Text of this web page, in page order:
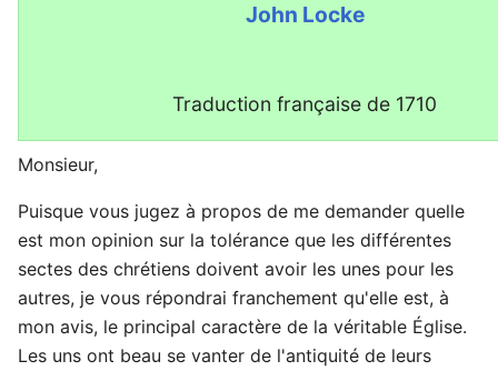
John Locke
Traduction française de 1710
Monsieur,
Puisque vous jugez à propos de me demander quelle
est mon opinion sur la tolérance que les différentes
sectes des chrétiens doivent avoir les unes pour les
autres, je vous répondrai franchement qu'elle est, à
mon avis, le principal caractère de la véritable Église.
Les uns ont beau se vanter de l'antiquité de leurs